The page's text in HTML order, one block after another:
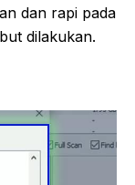
dan rapi pada
dilakukan.